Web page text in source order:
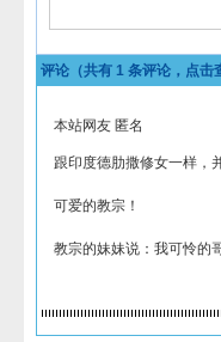
评论（共有 1 条评论，点击
本站网友 匿名
跟印度德肋撒修女一样，
可爱的教宗！
教宗的妹妹说：我可怜的